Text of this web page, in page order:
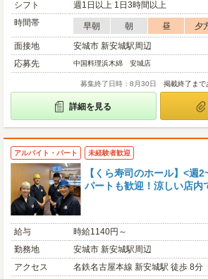
シフト
週1日以上 1日3時間以上
時間帯
早朝 朝 昼 夕
面接地
安城市 新安城駅周辺
応募先
中国料理浜木綿 安城店
募集終了日時：8月30日 掲載終了まで
詳細を見る
アルバイト・パート 未経験者歓迎
【くら寿司のホール】<週
パートも歓迎！涼しい店
給与
時給1140円～
勤務地
安城市 新安城駅周辺
アクセス
名鉄名古屋本線 新安城駅 徒歩 8分